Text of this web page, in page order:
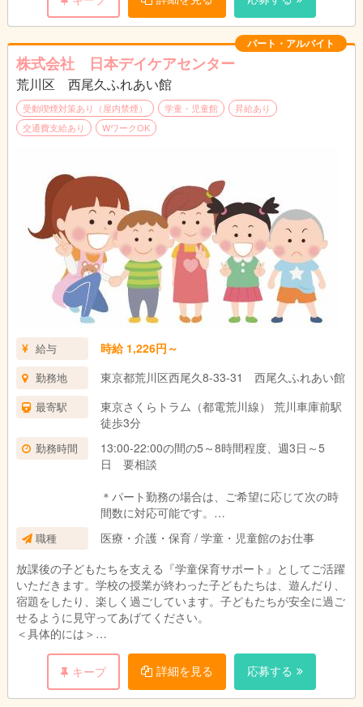
・集団活動のサポート見守り ・お子様の帰宅後のお掃除
・保護者対応、・スケジュール作成、・お便り等の案内書の作成
・事務作業（PCの文字入力程度）
＊無資格・未経験可、
※高校卒業以上、 学生アルバイト不可
パート・アルバイト
株式会社 日本デイケアセンター
荒川区 西尾久ふれあい館
受動喫煙対策あり（屋内禁煙） 学童・児童館
昇給あり
交通費支給あり
WワークOK
給与 時給 1,226円～
勤務地 東京都荒川区西尾久8-33-31 西尾久ふれあい館
最寄駅
東京さくらトラム（都電荒川線） 荒川車庫前駅
徒歩3分
勤務時間
13:00-22:00の間の5～8時間程度、週3日～5
日 要相談
＊パート勤務の場合は、ご希望に応じて次の時
間数に対応可能です。
・週に20時間未満、 週に20時間以上30時間
未満、 週に30時間以上
職種
医療・介護・保育 / 学童・児童館のお仕事
放課後の子どもたちを支える『学童保育サポート』としてご活躍
いただきます。学校の授業が終わった子どもたちは、遊んだり、
宿題をしたり、楽しく過ごしています。子どもたちが安全に過ご
せるように見守ってあげてください。
＜具体的には＞
・行事の企画と実施 ・イベントの企画、準備、実施
・集団活動のサポート見守り ・お子様の帰宅後のお掃除
・保護者対応、・スケジュール作成、・お便り等の案内書の作成
・事務作業（PCの文字入力程度）
キープ 詳細を見る 応募する